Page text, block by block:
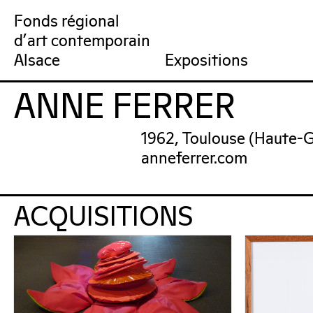
Fonds régional
d'art contemporain
Alsace
FRAC Alsace
Expositions
Collection Collection en ligne Artistes Dernières
Venir au FRAC Prochains rendez-vous Jardin du FRAC
Qu’est-ce qu’un FRAC ? Équipe du FRAC Réseau et
ANNE FERRER
1962, Toulouse (Haute-
anneferrer.com
ACQUISITIONS